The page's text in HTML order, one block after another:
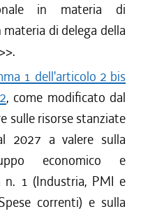
in materia di
di delega della
1 dell'articolo 2 bis
, come modificato dal
sulle risorse stanziate
2027 a valere sulla
economico e
n. 1 (Industria, PMI e
correnti) e sulla